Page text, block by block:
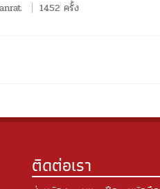
1452 ครั้ง
ติดต่อเรา